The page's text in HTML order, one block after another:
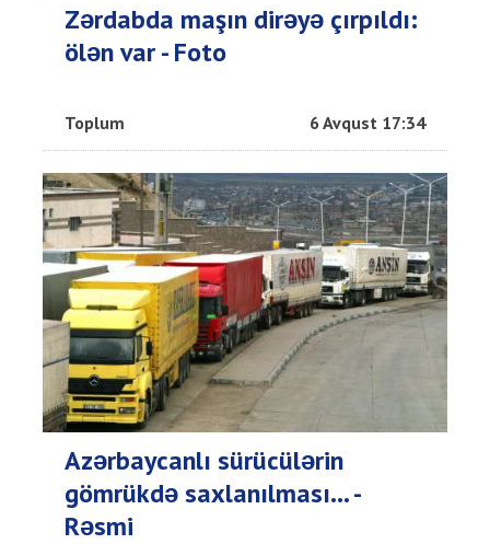
Zərdabda maşın dirəyə çırpıldı:
ölən var - Foto
Toplum 6 Avqust 17:34
Azərbaycanlı sürücülərin
gömrükdə saxlanılması... -
Rəsmi